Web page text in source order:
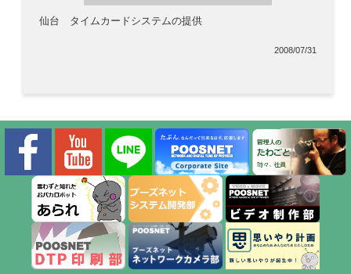
仙台 タイムカードシステムの提供
2008/07/31